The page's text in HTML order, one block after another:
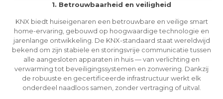
1. Betrouwbaarheid en veiligheid
KNX biedt huiseigenaren een betrouwbare en veilige smart
home-ervaring, gebouwd op hoogwaardige technologie en
jarenlange ontwikkeling. De KNX-standaard staat wereldwijd
bekend om zijn stabiele en storingsvrije communicatie tussen
alle aangesloten apparaten in huis — van verlichting en
verwarming tot beveiligingssystemen en zonwering. Dankzij
de robuuste en gecertificeerde infrastructuur werkt elk
onderdeel naadloos samen, zonder vertraging of uitval.